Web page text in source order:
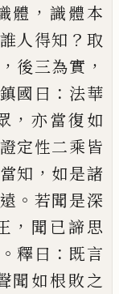
體 ， 識體本
誰人得知 ？ 取
， 後三為實 ，
國曰 ： 法華
，亦當復如
定性二乘皆
知 ， 如是諸
。 若聞是深
， 聞 已諦思
。釋曰 ： 既言
聞如根敗之